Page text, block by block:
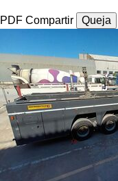
PDF Compartir Queja